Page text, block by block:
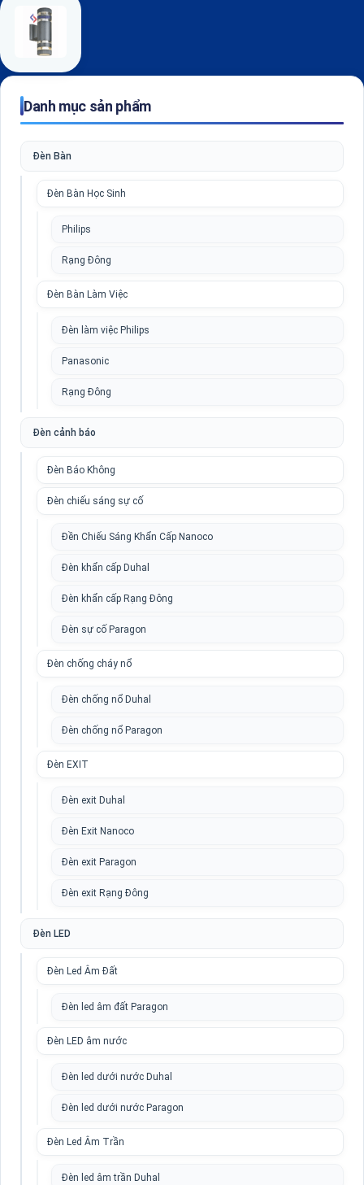
Danh mục sản phẩm
Đèn Bàn
Đèn Bàn Học Sinh
Philips
Rạng Đông
Đèn Bàn Làm Việc
Đèn làm việc Philips
Panasonic
Rạng Đông
Đèn cảnh báo
Đèn Báo Không
Đèn chiếu sáng sự cố
Đền Chiếu Sáng Khẩn Cấp Nanoco
Đèn khẩn cấp Duhal
Đèn khẩn cấp Rạng Đông
Đèn sự cố Paragon
Đèn chống cháy nổ
Đèn chống nổ Duhal
Đèn chống nổ Paragon
Đèn EXIT
Đèn exit Duhal
Đèn Exit Nanoco
Đèn exit Paragon
Đèn exit Rạng Đông
Đèn LED
Đèn Led Âm Đất
Đèn led âm đất Paragon
Đèn LED âm nước
Đèn led dưới nước Duhal
Đèn led dưới nước Paragon
Đèn Led Âm Trần
Đèn led âm trần Duhal